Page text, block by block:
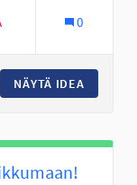
0
NÄYTÄ IDEA